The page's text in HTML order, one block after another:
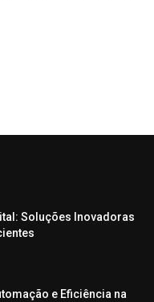
Soluções Inovadoras
e Eficiência na